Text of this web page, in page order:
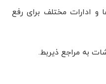
و ادارات مختلف برای رفع
به مراجع ذیربط.